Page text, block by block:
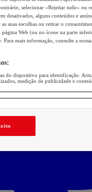
selecionar «Rejeitar tudo» ou
desativados, alguns conteúdos e
suas escolhas ou retirar o
Web (ou no ícone na parte
Para mais informação, consulte a
do dispositivo para identificação.
medição de publicidade e